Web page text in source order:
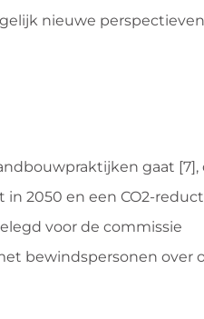
nieuwe
gaat [7],
2050 en een CO2-
voor de commissie
bewindspersonen over